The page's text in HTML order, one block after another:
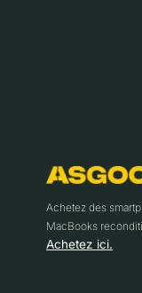
Achetez des
MacBooks
Achetez ici.